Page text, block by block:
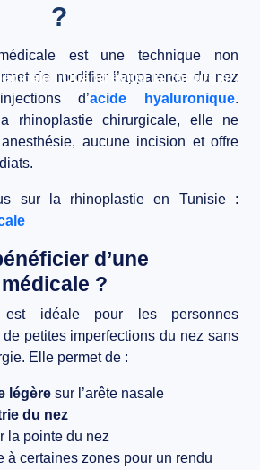
: Quand éviter la chirurgie ?
?
est une technique non
de modifier l’apparence du nez
d’acide hyaluronique.
rhinoplastie chirurgicale, elle ne
aucune incision et offre
sur la rhinoplastie en Tunisie :
d’une
?
est idéale pour les personnes
petites imperfections du nez sans
Elle permet de :
légère sur l’arête nasale
du nez
la pointe du nez
à certaines zones pour un rendu